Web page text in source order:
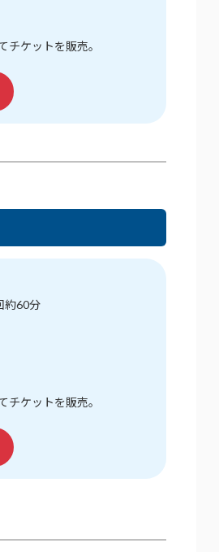
チケットを販売。
60分
チケットを販売。